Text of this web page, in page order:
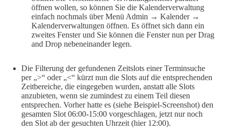
öffnen wollen, so können Sie die Kalenderverwaltung
einfach nochmals über Menü Admin → Kalender →
Kalenderverwaltungen öffnen. Es öffnet sich dann ein
zweites Fenster und Sie können die Fenster nun per Drag
and Drop nebeneinander legen.
Die Filterung der gefundenen Zeitslots einer Terminsuche
per „>“ oder „<“ kürzt nun die Slots auf die entsprechenden
Zeitbereiche, die eingegeben wurden, anstatt alle Slots
anzubieten, wenn sie zumindest zu einem Teil diesen
entsprechen. Vorher hatte es (siehe Beispiel-Screenshot) den
gesamten Slot 06:00-15:00 vorgeschlagen, jetzt nur noch
den Slot ab der gesuchten Uhrzeit (hier 12:00).